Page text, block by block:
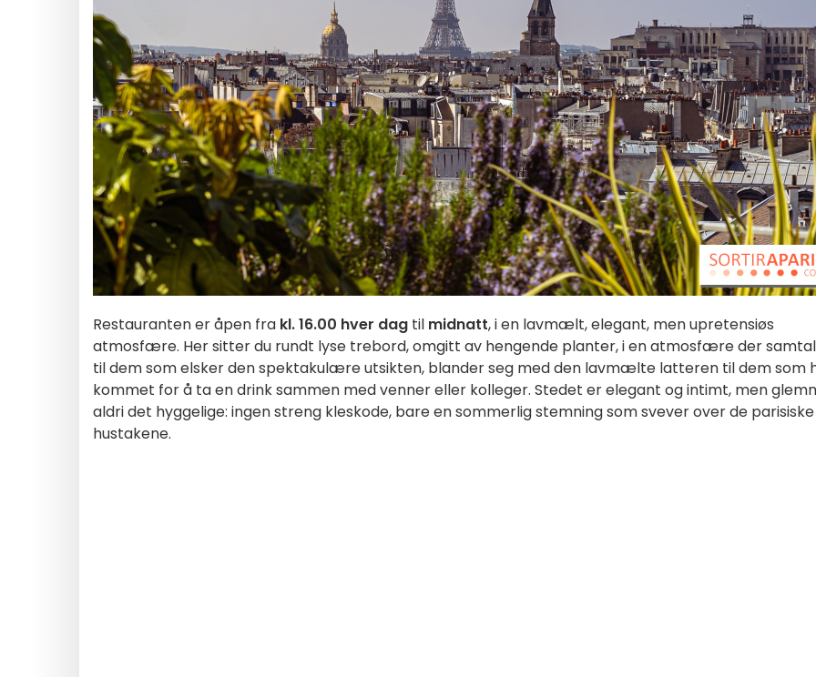
Restauranten er åpen fra kl. 16.00 hver dag til midnatt, i en lavmælt, elegant, men upretensiøs
atmosfære. Her sitter du rundt lyse trebord, omgitt av hengende planter, i en atmosfære der
til dem som elsker den spektakulære utsikten, blander seg med den lavmælte latteren til dem som
kommet for å ta en drink sammen med venner eller kolleger. Stedet er elegant og intimt, men
aldri det hyggelige: ingen streng kleskode, bare en sommerlig stemning som svever over de parisiske
hustakene.